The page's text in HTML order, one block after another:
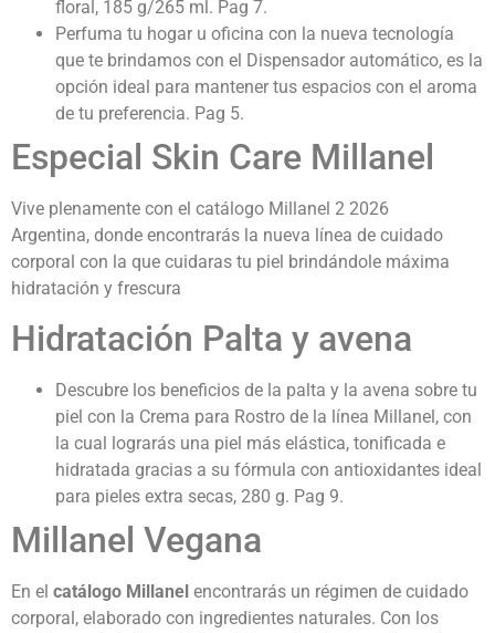
floral, 185 g/265 ml. Pag 7.
Perfuma tu hogar u oficina con la nueva tecnología
que te brindamos con el Dispensador automático, es la
opción ideal para mantener tus espacios con el aroma
de tu preferencia. Pag 5.
Especial Skin Care Millanel
Vive plenamente con el catálogo Millanel 2 2026
Argentina, donde encontrarás la nueva línea de cuidado
corporal con la que cuidaras tu piel brindándole máxima
hidratación y frescura
Hidratación Palta y avena
Descubre los beneficios de la palta y la avena sobre tu
piel con la Crema para Rostro de la línea Millanel, con
la cual lograrás una piel más elástica, tonificada e
hidratada gracias a su fórmula con antioxidantes ideal
para pieles extra secas, 280 g. Pag 9.
Millanel Vegana
En el catálogo Millanel encontrarás un régimen de cuidado
corporal, elaborado con ingredientes naturales. Con los